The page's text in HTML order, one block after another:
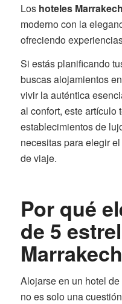
Los hoteles
moderno con la
ofreciendo
Si estás planificando
buscas alojamientos
vivir la auténtica
al confort, este artículo
establecimientos de
necesitas para elegir
de viaje.
Por qué
de 5
Marrakech
Alojarse en un hotel
no es solo una